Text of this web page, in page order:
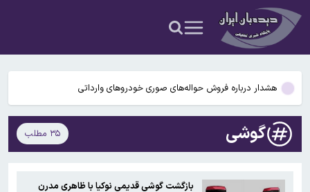
هشدار سرمربی پرسپولیس به جاسوس تیم
۳ سانحه مرگبار طی یک هفته در بزرگراه‌های تهران؛ هشدار دوباره به
رانندگان و عابران
هشدار درباره فروش حواله‌های صوری خودروهای وارداتی
قیمت نفت صعودی ماند
باد و گردوخاک در بخش‌هایی از کشور/ دریای مازندران مواج است
هشدار سرمربی پرسپولیس به جاسوس تیم
گوشی ۳۵ مطلب
بازگشت گوشی قدیمی نوکیا با ظاهری مدرن